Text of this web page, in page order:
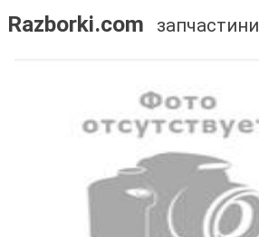
Razborki.com запчастини